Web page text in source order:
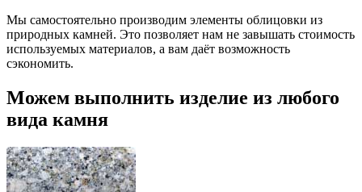
Мы самостоятельно производим элементы облицовки из
природных камней. Это позволяет нам не завышать стоимость
используемых материалов, а вам даёт возможность
сэкономить.
Можем выполнить изделие из любого
вида камня